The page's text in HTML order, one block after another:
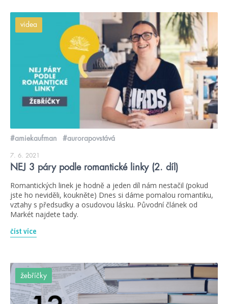
videa
#amiekaufman #aurorapovstává
7. 6. 2021
NEJ 3 páry podle romantické linky (2. díl)
Romantických linek je hodně a jeden díl nám nestačil (pokud
jste ho neviděli, koukněte) Dnes si dáme pomalou romantiku,
vztahy s předsudky a osudovou lásku. Původní článek od
Markét najdete tady.
číst více
žebříčky